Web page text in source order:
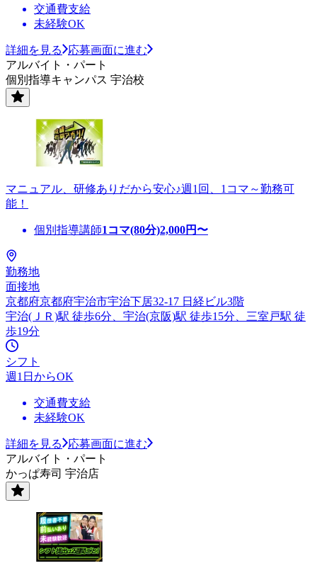
交通費支給
未経験OK
詳細を見る
応募画面に進む
アルバイト・パート
個別指導キャンパス 宇治校
マニュアル、研修ありだから安心♪週1回、1コマ～勤務可
能！
個別指導講師1コマ(80分)2,000円〜
勤務地
面接地
京都府京都府宇治市宇治下居32-17 日経ビル3階
宇治(ＪＲ)駅 徒歩6分、宇治(京阪)駅 徒歩15分、三室戸駅 徒
歩19分
シフト
週1日からOK
交通費支給
未経験OK
詳細を見る
応募画面に進む
アルバイト・パート
かっぱ寿司 宇治店